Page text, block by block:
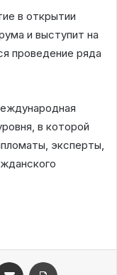
в открытии
и выступит на
проведение ряда
в которой
эксперты,